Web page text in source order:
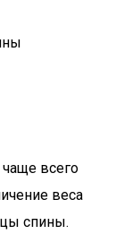
всего
веса
спины.